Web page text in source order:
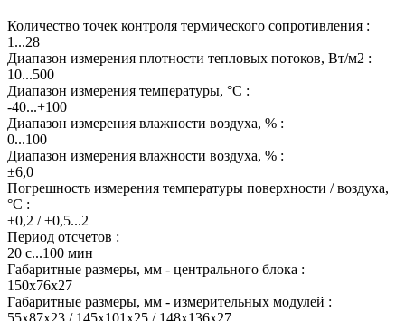
Количество точек контроля термического сопротивления :
1...28
Диапазон измерения плотности тепловых потоков, Вт/м2 :
10...500
Диапазон измерения температуры, °С :
-40...+100
Диапазон измерения влажности воздуха, % :
0...100
Диапазон измерения влажности воздуха, % :
±6,0
Погрешность измерения температуры поверхности / воздуха,
°С :
±0,2 / ±0,5...2
Период отсчетов :
20 с...100 мин
Габаритные размеры, мм - центрального блока :
150x76x27
Габаритные размеры, мм - измерительных модулей :
55x87x23 / 145х101х25 / 148х136х27